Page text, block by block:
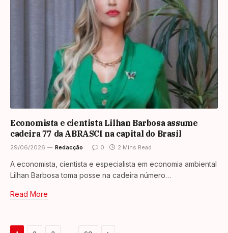
Economista e cientista Lilhan Barbosa assume
cadeira 77 da ABRASCI na capital do Brasil
29/06/2026 Redacção 0 2 Mins Read
A economista, cientista e especialista em economia ambiental
Lilhan Barbosa toma posse na cadeira número…
Read More